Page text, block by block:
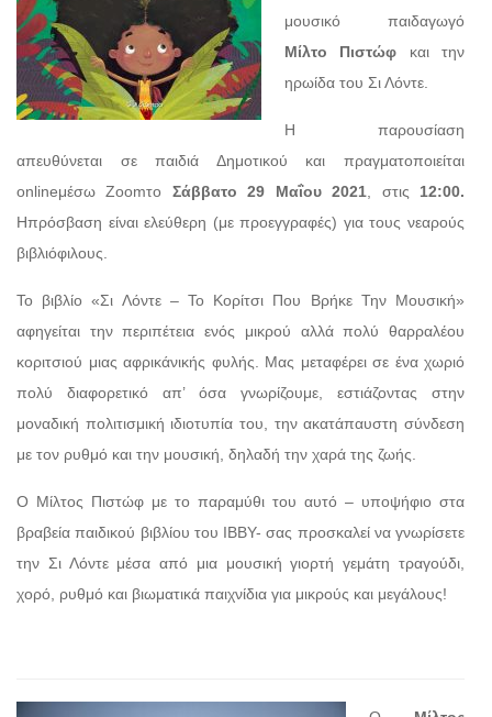
μουσικό παιδαγωγό
Μίλτο Πιστώφ και την
ηρωίδα του Σι Λόντε.
Η παρουσίαση
απευθύνεται σε παιδιά Δημοτικού και πραγματοποιείται
onlineμέσω Zoomτο Σάββατο 29 Μαΐου 2021 , στις 12:00.
Hπρόσβαση είναι ελεύθερη (με προεγγραφές) για τους νεαρούς
βιβλιόφιλους.
Το βιβλίο «Σι Λόντε – Το Κορίτσι Που Βρήκε Την Μουσική»
αφηγείται την περιπέτεια ενός μικρού αλλά πολύ θαρραλέου
κοριτσιού μιας αφρικάνικής φυλής. Μας μεταφέρει σε ένα χωριό
πολύ διαφορετικό απ’ όσα γνωρίζουμε, εστιάζοντας στην
μοναδική πολιτισμική ιδιοτυπία του, την ακατάπαυστη σύνδεση
με τον ρυθμό και την μουσική, δηλαδή την χαρά της ζωής.
Ο Μίλτος Πιστώφ με το παραμύθι του αυτό – υποψήφιο στα
βραβεία παιδικού βιβλίου του ΙΒΒΥ- σας προσκαλεί να γνωρίσετε
την Σι Λόντε μέσα από μια μουσική γιορτή γεμάτη τραγούδι,
χoρό, ρυθμό και βιωματικά παιχνίδια για μικρούς και μεγάλους!